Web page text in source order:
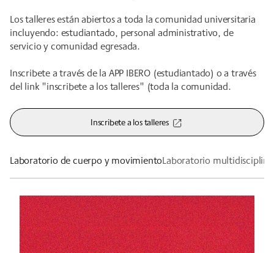
Los talleres están abiertos a toda la comunidad universitaria
incluyendo: estudiantado, personal administrativo, de
servicio y comunidad egresada.
Inscribete a través de la APP IBERO (estudiantado) o a través
del link "inscribete a los talleres" (toda la comunidad.
Inscribete a los talleres
Laboratorio de cuerpo y movimientoLaboratorio